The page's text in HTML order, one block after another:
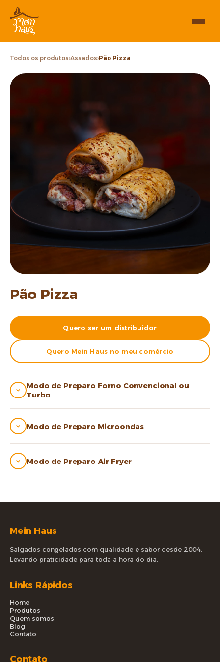
Todos os produtos›Assados›Pão Pizza
Modo de Preparo Forno Convencional ou
Turbo
Modo de Preparo Microondas
Modo de Preparo Air Fryer
Pão Pizza
Quero ser um distribuidor
Quero Mein Haus no meu comércio
Mein Haus
Salgados congelados com qualidade e sabor desde 2004.
Levando praticidade para toda a hora do dia.
Links Rápidos
Home
Produtos
Quem somos
Blog
Contato
Contato